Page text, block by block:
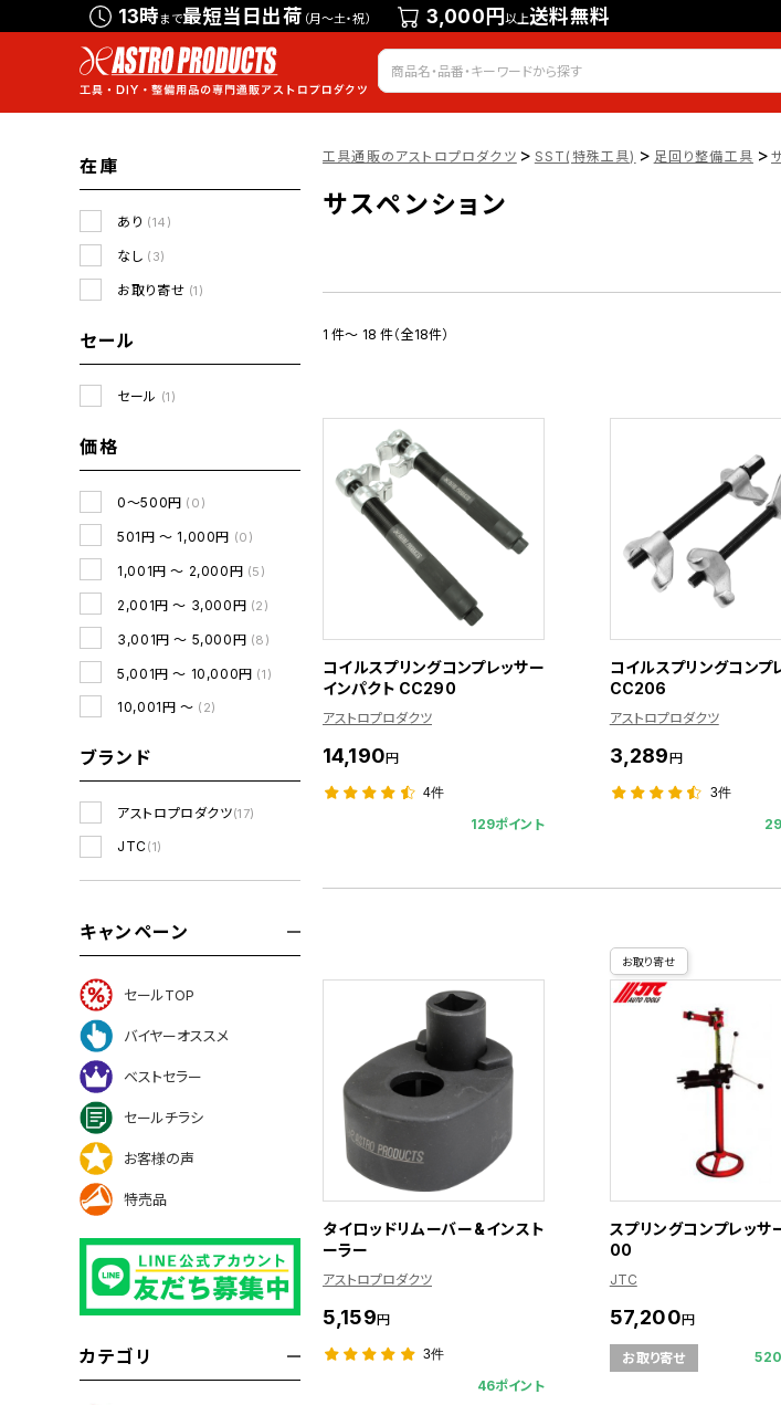
13時まで最短当日出荷 （月～土・祝） 3,000円以上送料無料
会員登録 ログイン お気に入り
在庫
あり (14)
なし (3)
お取り寄せ (1)
セール
セール (1)
価格
0～500円 (0)
501円 ～ 1,000円 (0)
1,001円 ～ 2,000円 (5)
2,001円 ～ 3,000円 (2)
3,001円 ～ 5,000円 (8)
5,001円 ～ 10,000円 (1)
10,001円 ～ (2)
ブランド
アストロプロダクツ(17)
JTC (1)
キャンペーン
セールTOP
バイヤーオススメ
ベストセラー
セールチラシ
お客様の声
特売品
カテゴリ
工具通販のアストロプロダクツ > SST(特殊工具) > 足回り整備工具 >
サスペンション
1 件～ 18 件（全18件）
コイルスプリングコンプレッサー
インパクト CC290
アストロプロダクツ
14,190円
4件
129ポイント
コイルスプリングコンプ
CC206
アストロプロダクツ
3,289円
3件
タイロッドリムーバー&インスト
ーラー
アストロプロダクツ
5,159円
3件
46ポイント
お取り寄せ
スプリングコンプレッサ
00
JTC
57,200円
お取り寄せ 520